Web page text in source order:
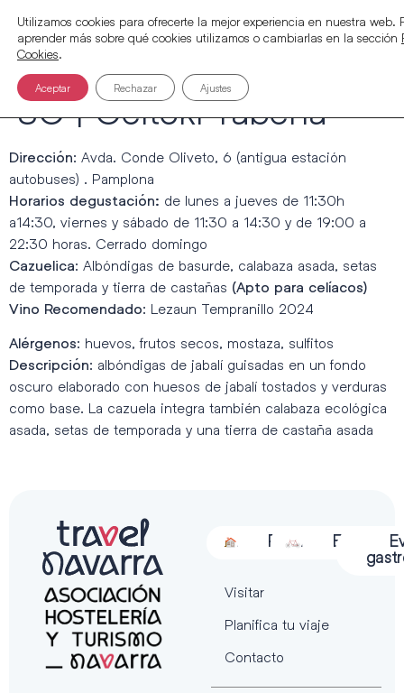
SC | Geltoki Tabena
Dirección: Avda. Conde Oliveto, 6 (antigua estación
autobuses) . Pamplona
Horarios degustación: de lunes a jueves de 11:30h
a14:30, viernes y sábado de 11:30 a 14:30 y de 19:00 a
22:30 horas. Cerrado domingo
Cazuelica: Albóndigas de basurde, calabaza asada, setas
de temporada y tierra de castañas (Apto para celíacos)
Vino Recomendado: Lezaun Tempranillo 2024
Alérgenos: huevos, frutos secos, mostaza, sulfitos
Descripción: albóndigas de jabalí guisadas en un fondo
oscuro elaborado con huesos de jabalí tostados y verduras
como base. La cazuela integra también calabaza ecológica
asada, setas de temporada y una tierra de castaña asada
Alojamiento
Restauración
Actividades
Visitar
Planifica tu viaje
Contacto
Utilizamos cookies para ofrecerte la mejor experiencia en nuestra web.
aprender más sobre qué cookies utilizamos o cambiarlas en la sección
Cookies.
Aceptar Rechazar Ajustes